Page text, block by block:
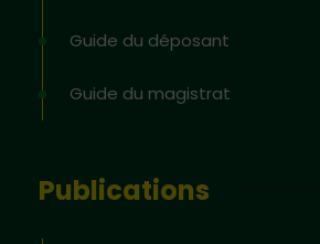
Guide du déposant
Guide du magistrat
Publications